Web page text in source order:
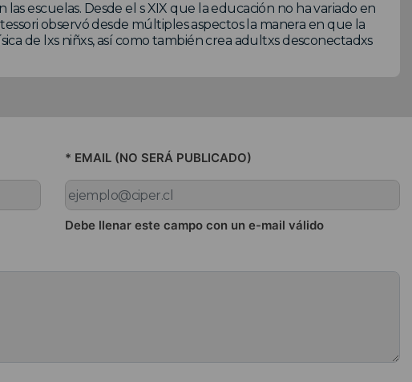
las escuelas. Desde el s XIX que la educación no ha variado en
observó desde múltiples aspectos la manera en que la
de lxs niñxs, así como también crea adultxs desconectadxs
* EMAIL (NO SERÁ PUBLICADO)
Debe llenar este campo con un e-mail válido